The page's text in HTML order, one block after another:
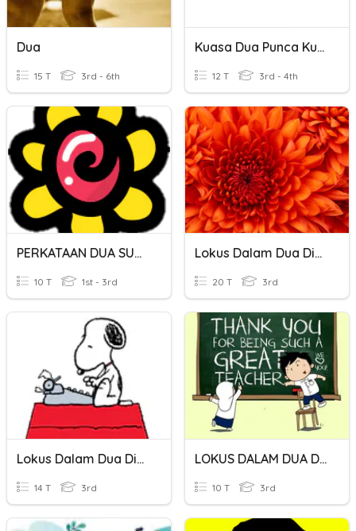
Dua
15 T 3rd - 6th
Kuasa Dua Punca Kuasa Dua
12 T 3rd - 4th
PERKATAAN DUA SUKU KATA TERBUKA
10 T 1st - 3rd
Lokus Dalam Dua Dimensi
20 T 3rd
Lokus Dalam Dua Dimensi
14 T 3rd
LOKUS DALAM DUA DIMENSI
10 T 3rd